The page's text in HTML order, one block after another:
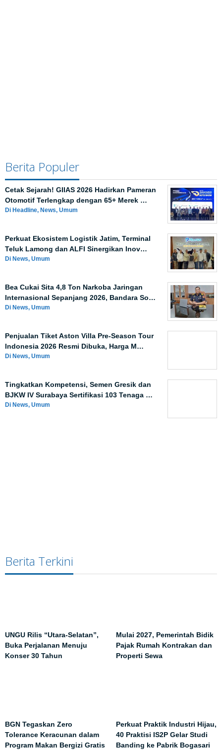
Berita Populer
Cetak Sejarah! GIIAS 2026 Hadirkan Pameran
Otomotif Terlengkap dengan 65+ Merek …
Di Headline, News, Umum
Perkuat Ekosistem Logistik Jatim, Terminal
Teluk Lamong dan ALFI Sinergikan Inov…
Di News, Umum
Bea Cukai Sita 4,8 Ton Narkoba Jaringan
Internasional Sepanjang 2026, Bandara So…
Di News, Umum
Penjualan Tiket Aston Villa Pre-Season Tour
Indonesia 2026 Resmi Dibuka, Harga M…
Di News, Umum
Tingkatkan Kompetensi, Semen Gresik dan
BJKW IV Surabaya Sertifikasi 103 Tenaga …
Di News, Umum
Berita Terkini
UNGU Rilis “Utara-Selatan”,
Buka Perjalanan Menuju
Konser 30 Tahun
Mulai 2027, Pemerintah Bidik
Pajak Rumah Kontrakan dan
Properti Sewa
BGN Tegaskan Zero
Tolerance Keracunan dalam
Program Makan Bergizi Gratis
Perkuat Praktik Industri Hijau,
40 Praktisi IS2P Gelar Studi
Banding ke Pabrik Bogasari